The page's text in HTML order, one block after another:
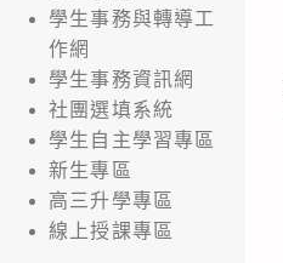
學生事務與轉導工
作網
學生事務資訊網
社團選填系統
學生自主學習專區
新生專區
高三升學專區
線上授課專區